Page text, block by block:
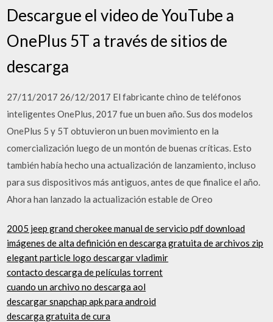
Descargue el video de YouTube a
OnePlus 5T a través de sitios de
descarga
27/11/2017 26/12/2017 El fabricante chino de teléfonos
inteligentes OnePlus, 2017 fue un buen año. Sus dos modelos
OnePlus 5 y 5T obtuvieron un buen movimiento en la
comercialización luego de un montón de buenas críticas. Esto
también había hecho una actualización de lanzamiento, incluso
para sus dispositivos más antiguos, antes de que finalice el año.
Ahora han lanzado la actualización estable de Oreo
2005 jeep grand cherokee manual de servicio pdf download
imágenes de alta definición en descarga gratuita de archivos zip
elegant particle logo descargar vladimir
contacto descarga de películas torrent
cuando un archivo no descarga aol
descargar snapchap apk para android
descarga gratuita de cura